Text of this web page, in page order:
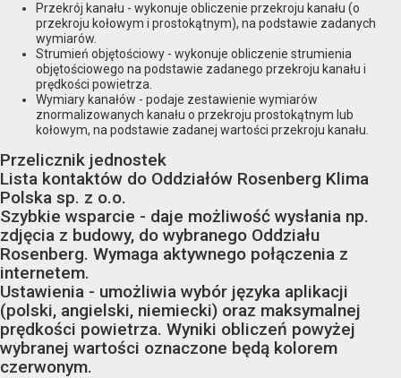
Przekrój kanału - wykonuje obliczenie przekroju kanału (o
przekroju kołowym i prostokątnym), na podstawie zadanych
wymiarów.
Strumień objętościowy - wykonuje obliczenie strumienia
objętościowego na podstawie zadanego przekroju kanału i
prędkości powietrza.
Wymiary kanałów - podaje zestawienie wymiarów
znormalizowanych kanału o przekroju prostokątnym lub
kołowym, na podstawie zadanej wartości przekroju kanału.
Przelicznik jednostek
Lista kontaktów do Oddziałów Rosenberg Klima
Polska sp. z o.o.
Szybkie wsparcie - daje możliwość wysłania np.
zdjęcia z budowy, do wybranego Oddziału
Rosenberg. Wymaga aktywnego połączenia z
internetem.
Ustawienia - umożliwia wybór języka aplikacji
(polski, angielski, niemiecki) oraz maksymalnej
prędkości powietrza. Wyniki obliczeń powyżej
wybranej wartości oznaczone będą kolorem
czerwonym.